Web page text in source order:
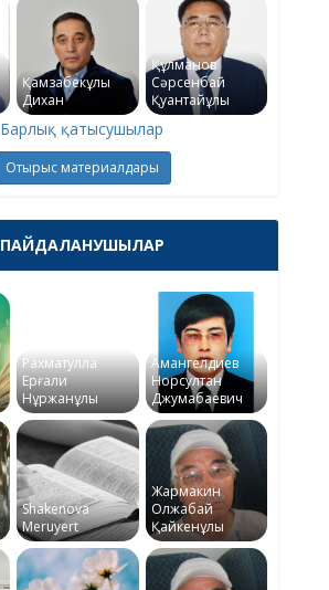
Қамзабекұлы
Дихан
Құлманов
Сәрсенбай
Қуантайұлы
Барлық қатысушылар
Отырыс материалдары
ПАЙДАЛАНУШЫЛАР
Рахматулла
Ерғали
Нұржанұлы
Амангелдиев
Норсултан
Джумабаевич
Shakenova
Meruyert
Жармакин
Олжабай
Қайкенұлы